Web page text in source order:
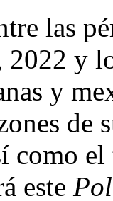
las
y
y
de
como
este